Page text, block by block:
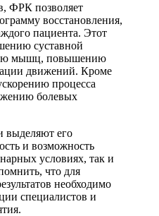
ФРК позволяет
восстановления,
пациента. Этот
суставной
мышц, повышению
движений. Кроме
процесса
болевых
выделяют его
и возможность
условиях, так и
что для
необходимо
специалистов и